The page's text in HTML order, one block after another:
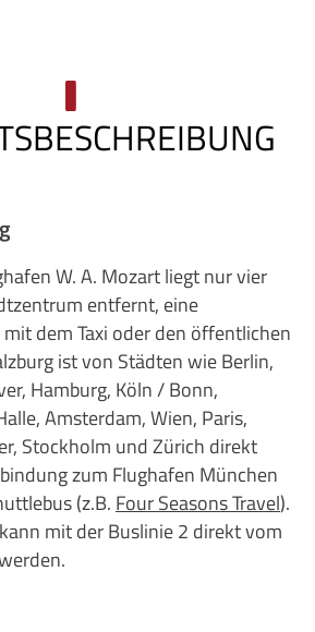
W. A. Mozart liegt nur vier
entfernt, eine
dem Taxi oder den öffentlichen
ist von Städten wie Berlin,
Hamburg, Köln / Bonn,
Amsterdam, Wien, Paris,
Stockholm und Zürich direkt
zum Flughafen München
(z.B. Four Seasons Travel).
mit der Buslinie 2 direkt vom